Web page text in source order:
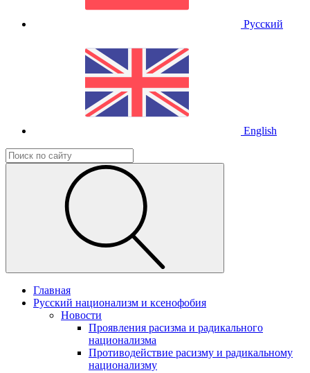
Русский
English
Главная
Русский национализм и ксенофобия
Новости
Проявления расизма и радикального
национализма
Противодействие расизму и радикальному
национализму